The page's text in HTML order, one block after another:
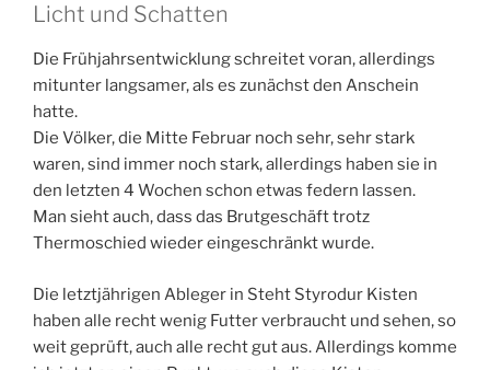
Licht und Schatten
Die Frühjahrsentwicklung schreitet voran, allerdings
mitunter langsamer, als es zunächst den Anschein
hatte.
Die Völker, die Mitte Februar noch sehr, sehr stark
waren, sind immer noch stark, allerdings haben sie in
den letzten 4 Wochen schon etwas federn lassen.
Man sieht auch, dass das Brutgeschäft trotz
Thermoschied wieder eingeschränkt wurde.
Die letztjährigen Ableger in Steht Styrodur Kisten
haben alle recht wenig Futter verbraucht und sehen, so
weit geprüft, auch alle recht gut aus. Allerdings komme